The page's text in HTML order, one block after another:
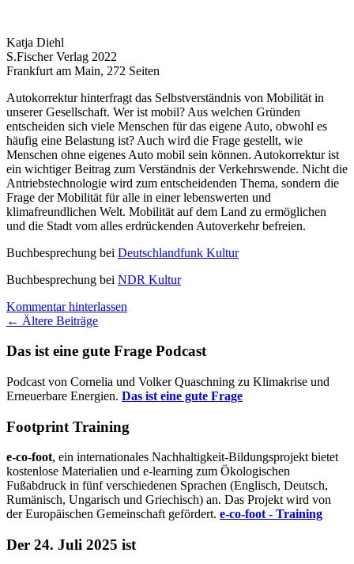
Katja Diehl
S.Fischer Verlag 2022
Frankfurt am Main, 272 Seiten
Autokorrektur hinterfragt das Selbstverständnis von Mobilität in
unserer Gesellschaft. Wer ist mobil? Aus welchen Gründen
entscheiden sich viele Menschen für das eigene Auto, obwohl es
häufig eine Belastung ist? Auch wird die Frage gestellt, wie
Menschen ohne eigenes Auto mobil sein können. Autokorrektur ist
ein wichtiger Beitrag zum Verständnis der Verkehrswende. Nicht die
Antriebstechnologie wird zum entscheidenden Thema, sondern die
Frage der Mobilität für alle in einer lebenswerten und
klimafreundlichen Welt. Mobilität auf dem Land zu ermöglichen
und die Stadt vom alles erdrückenden Autoverkehr befreien.
Buchbesprechung bei Deutschlandfunk Kultur
Buchbesprechung bei NDR Kultur
Kommentar hinterlassen
Beitragsnavigation
← Ältere Beiträge
Das ist eine gute Frage Podcast
Podcast von Cornelia und Volker Quaschning zu Klimakrise und
Erneuerbare Energien. Das ist eine gute Frage
Footprint Training
e-co-foot, ein internationales Nachhaltigkeit-Bildungsprojekt bietet
kostenlose Materialien und e-learning zum Ökologischen
Fußabdruck in fünf verschiedenen Sprachen (Englisch, Deutsch,
Rumänisch, Ungarisch und Griechisch) an. Das Projekt wird von
der Europäischen Gemeinschaft gefördert. e-co-foot - Training
Der 24. Juli 2025 ist